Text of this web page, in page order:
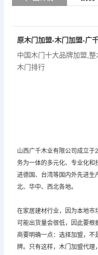
原木门加盟-木门加盟-广
中国木门十大品牌加盟 整
木门排行
山西广千木业有限公司成立
务为一体的多元化、专业化和
进德国、台湾等国内外先进生
北、华中、西北各地。
在家居建材行业，因为本地市
可能出货量会很低，因此要
商要明确一点：选择加盟，不
牌。只有这样，木门加盟代理